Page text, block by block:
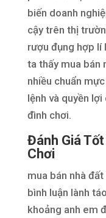
biến doanh
cậy trên thị
rượu đụng hợp lí
ta thấy mua bán
nhiều chuẩn
lệnh và quyền
đình chơi.
Đánh Giá
Chơi
mua bán nhà
bình luận lành
khoảng anh em